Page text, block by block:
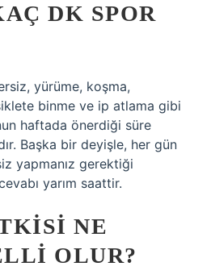
DK SPOR
yürüme, koşma,
binme ve ip atlama gibi
haftada önerdiği süre
Başka bir deyişle, her gün
yapmanız gerektiği
yarım saattir.
NE
OLUR?